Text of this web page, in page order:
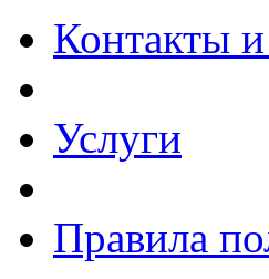
Контакты
Услуги
Правила